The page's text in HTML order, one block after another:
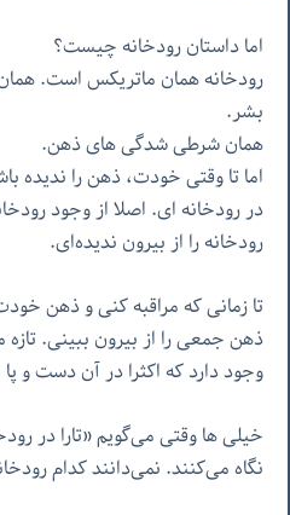
اما داستان رودخانه چیست؟
رودخانه همان ماتریکس است.
بشر.
همان شرطی شدگی های ذهن.
اما تا وقتی خودت، ذهن را ندیده
در رودخانه ای. اصلا از وجود
رودخانه را از بیرون ندیده‌ای.
تا زمانی که مراقبه کنی و ذهن
ذهن جمعی را از بیرون ببینی.
وجود دارد که اکثرا در آن دست و
خیلی ها وقتی می‌گویم «تارا در
نگاه می‌کنند. نمی‌دانند کدام